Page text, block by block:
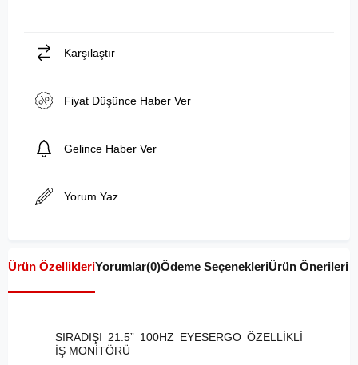
Karşılaştır
Fiyat Düşünce Haber Ver
Gelince Haber Ver
Yorum Yaz
Ürün ÖzellikleriYorumlar(0)Ödeme SeçenekleriÜrün Önerileri
SIRADIŞI 21.5” 100HZ EYESERGO ÖZELLİKLİ
İŞ MONİTÖRÜ